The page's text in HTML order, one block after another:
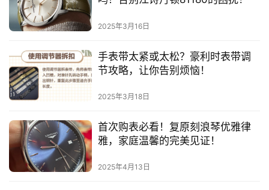
2025年3月16日
手表带太紧或太松？豪利时表带调
节攻略，让你告别烦恼！
2025年3月18日
首次购表必看！复原刻浪琴优雅律
雅，家庭温馨的完美见证！
2025年4月13日